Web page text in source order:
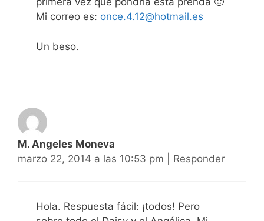
Mi correo es: once.4.12@hotmail.es
Un beso.
M. Angeles Moneva
marzo 22, 2014 a las 10:53 pm
Responder
Hola. Respuesta fácil: ¡todos! Pero